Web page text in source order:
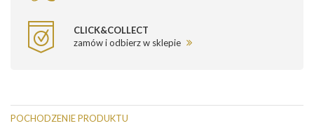
CLICK&COLLECT
zamów i odbierz w sklepie
POCHODZENIE PRODUKTU